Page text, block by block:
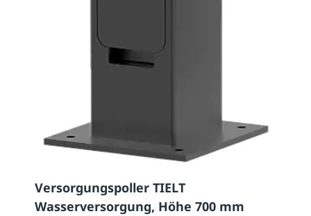
Versorgungspoller TIELT
Wasserversorgung, Höhe 700 mm